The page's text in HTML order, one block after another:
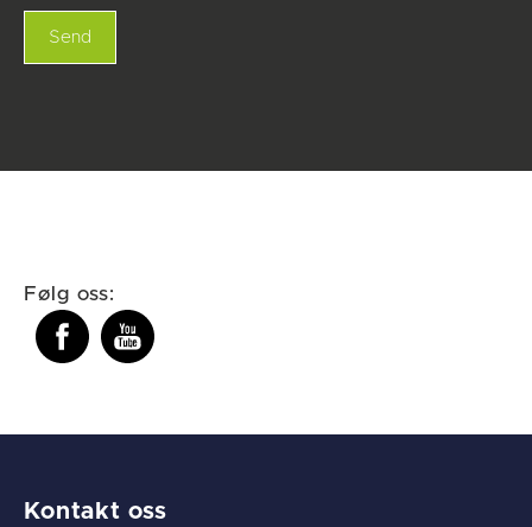
Følg oss:
Kontakt oss